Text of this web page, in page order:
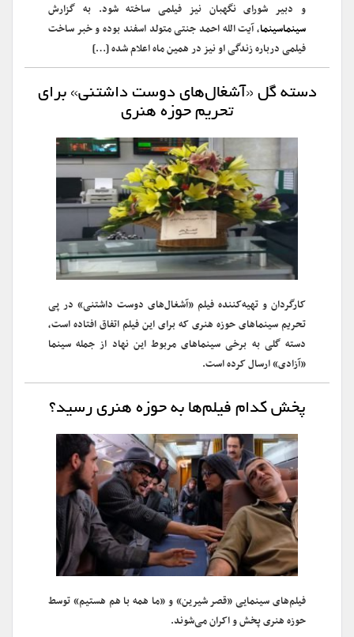
و دبیر شورای نگهبان نیز فیلمی ساخته شود. به گزارش
سینماسینما، آیت ‌الله احمد جنتی متولد اسفند بوده و خبر ساخت
فیلمی درباره زندگی او نیز در همین ماه اعلام شده […]
دسته گل «آشغال‌های دوست داشتنی» برای
تحریم حوزه هنری
کارگردان و تهیه‌کننده فیلم «آشغال‌های دوست داشتنی» در پی
تحریم سینماهای حوزه هنری که برای این فیلم اتفاق افتاده است،
دسته گلی به برخی سینماهای مربوط این نهاد از جمله سینما
«آزادی» ارسال کرده است.
پخش کدام فیلم‌ها به حوزه هنری رسید؟
فیلم‌های سینمایی «قصر شیرین» و «ما همه با هم هستیم» توسط
حوزه هنری پخش و اکران می‌شوند.